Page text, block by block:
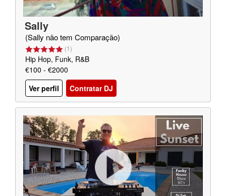
Sally
(Sally não tem Comparação)
(1)
Hip Hop, Funk, R&B
€100 - €2000
Ver perfil
Contratar DJ